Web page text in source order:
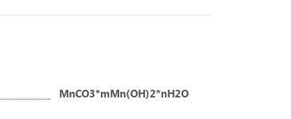
MnCO3*mMn(OH)2*nH2O